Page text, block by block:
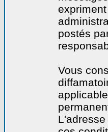
postés
Vous